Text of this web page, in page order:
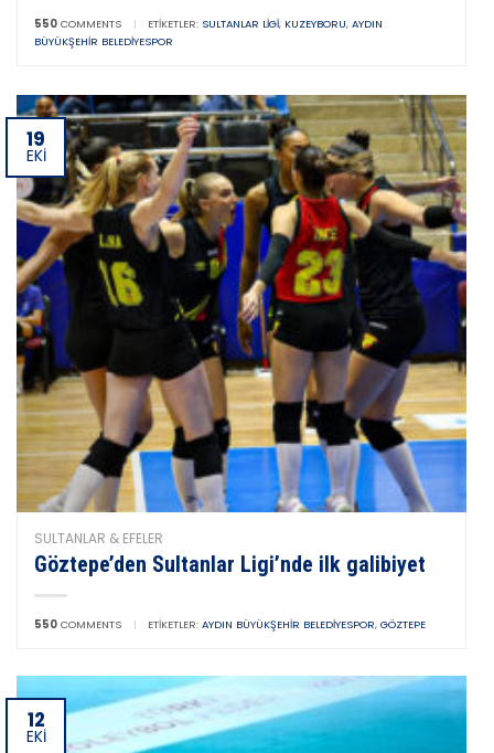
550 COMMENTS | ETIKETLER: SULTANLAR LIGI, KUZEYBORU, AYDIN
BÜYÜKŞEHIR BELEDIYESPOR
19
EKI
SULTANLAR & EFELER
Göztepe’den Sultanlar Ligi’nde ilk galibiyet
550 COMMENTS | ETIKETLER: AYDIN BÜYÜKŞEHIR BELEDIYESPOR, GÖZTEPE
12
EKI